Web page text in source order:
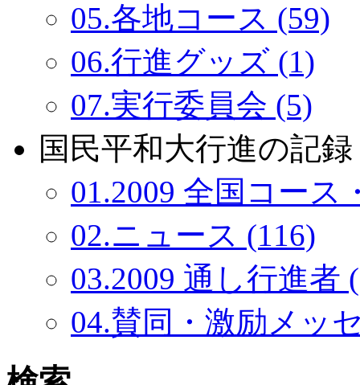
05.各地コース (59)
06.行進グッズ (1)
07.実行委員会 (5)
国民平和大行進の記録
01.2009 全国コース
02.ニュース (116)
03.2009 通し行進者
04.賛同・激励メッ